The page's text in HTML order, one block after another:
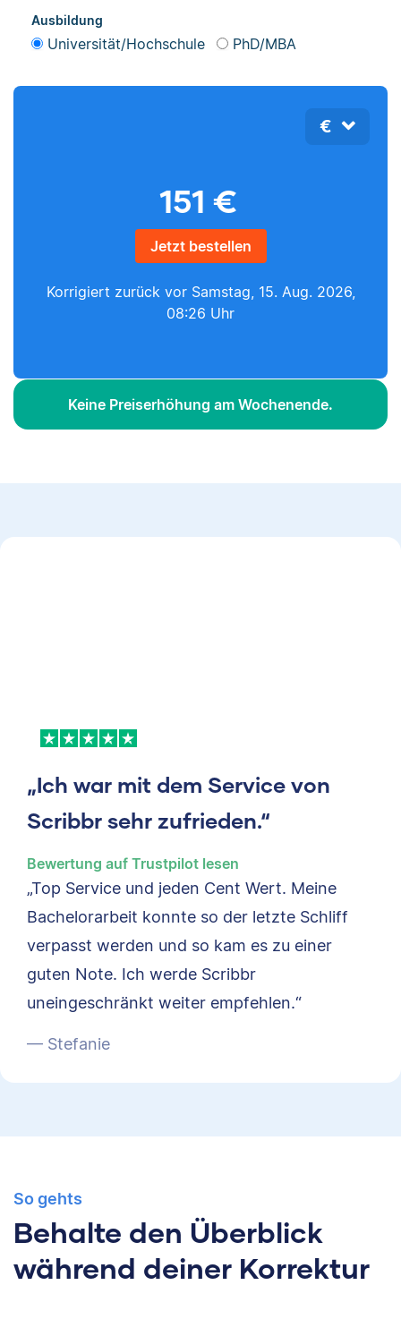
Ausbildung
Universität/Hochschule PhD/MBA
€
151 €
Jetzt bestellen
Korrigiert zurück vor Samstag, 15. Aug. 2026,
08:26 Uhr
Keine Preiserhöhung am Wochenende.
„Ich war mit dem Service von
Scribbr sehr zufrieden.“
Bewertung auf Trustpilot lesen
„Top Service und jeden Cent Wert. Meine
Bachelorarbeit konnte so der letzte Schliff
verpasst werden und so kam es zu einer
guten Note. Ich werde Scribbr
uneingeschränkt weiter empfehlen.“
— Stefanie
So gehts
Behalte den Überblick
während deiner Korrektur